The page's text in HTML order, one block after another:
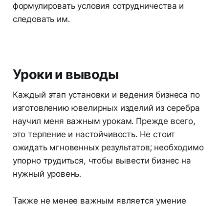
формулировать условия сотрудничества и
следовать им.
Уроки и выводы
Каждый этап установки и ведения бизнеса по
изготовлению ювелирных изделий из серебра
научил меня важным урокам. Прежде всего,
это терпение и настойчивость. Не стоит
ожидать мгновенных результатов; необходимо
упорно трудиться, чтобы вывести бизнес на
нужный уровень.
Также не менее важным является умение